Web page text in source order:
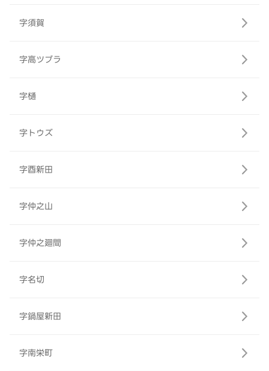
字須賀
字高ツブラ
字樋
字トウズ
字酉新田
字仲之山
字仲之廻間
字名切
字鍋屋新田
字南栄町